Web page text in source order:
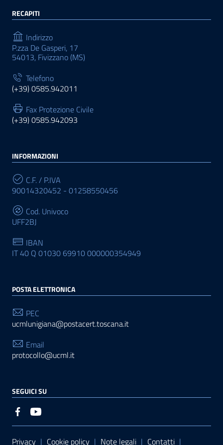
RECAPITI
Indirizzo
P.zza De Gasperi, 17
54013, Fivizzano (MS)
Telefono
(+39) 0585.942011
Fax Protezione Civile
(+39) 0585.942093
INFORMAZIONI
C.F. / P.IVA
90014320452 - 01258550456
Cod. Univoco
UFF2BJ
IBAN
IT 40 Q 01030 69910 000000354949
POSTA ELETTRONICA
PEC
ucmlunigiana@postacert.toscana.it
Email
protocollo@ucml.it
SEGUICI SU
Privacy | Cookie policy | Note legali | Contatti |